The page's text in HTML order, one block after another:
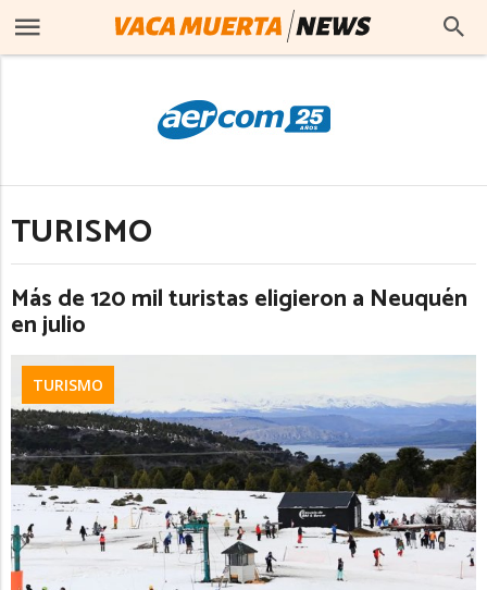
TURISMO
Más de 120 mil turistas eligieron a Neuquén
en julio
TURISMO